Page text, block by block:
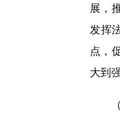
展，
发挥
点，
大到
（